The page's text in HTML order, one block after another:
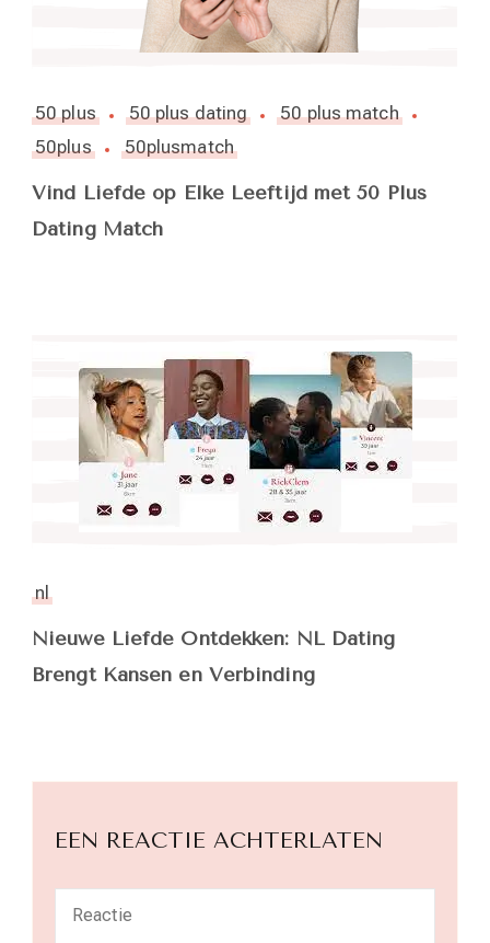
50 plus 50 plus dating
50 plus match
50plus
50plusmatch
Vind Liefde op Elke Leeftijd met 50 Plus
Dating Match
nl
Nieuwe Liefde Ontdekken: NL Dating
Brengt Kansen en Verbinding
EEN REACTIE ACHTERLATEN